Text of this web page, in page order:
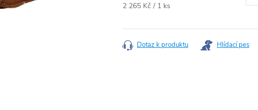
Měrná cena:
2 265 Kč / 1 ks
Dotaz k produktu Hlídací pes